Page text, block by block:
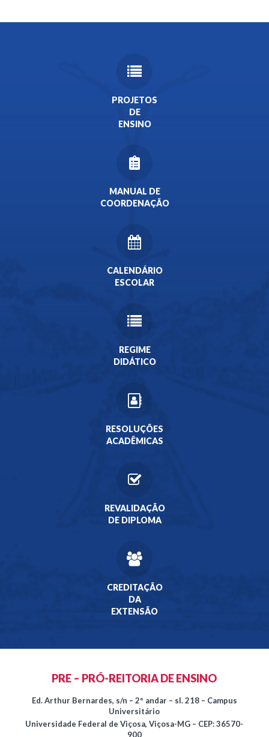
PROJETOS
DE
ENSINO
MANUAL DE
COORDENAÇÃO
CALENDÁRIO
ESCOLAR
REGIME
DIDÁTICO
RESOLUÇÕES
ACADÊMICAS
REVALIDAÇÃO
DE DIPLOMA
CREDITAÇÃO
DA
EXTENSÃO
PRE – PRÓ-REITORIA DE ENSINO
Ed. Arthur Bernardes, s/n – 2º andar – sl. 218 – Campus
Universitário
Universidade Federal de Viçosa, Viçosa-MG – CEP: 36570-
900